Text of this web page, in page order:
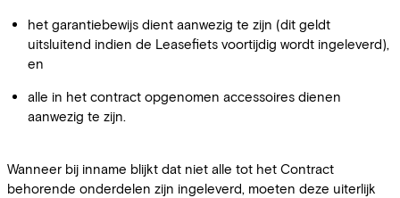
het garantiebewijs dient aanwezig te zijn (dit geldt
uitsluitend indien de Leasefiets voortijdig wordt ingeleverd),
en
alle in het contract opgenomen accessoires dienen
aanwezig te zijn.
Wanneer bij inname blijkt dat niet alle tot het Contract
behorende onderdelen zijn ingeleverd, moeten deze uiterlijk